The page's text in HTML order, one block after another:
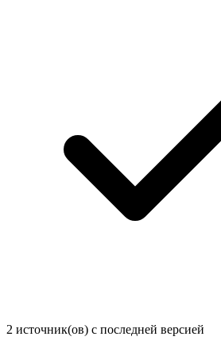
2 источник(ов) с последней версией